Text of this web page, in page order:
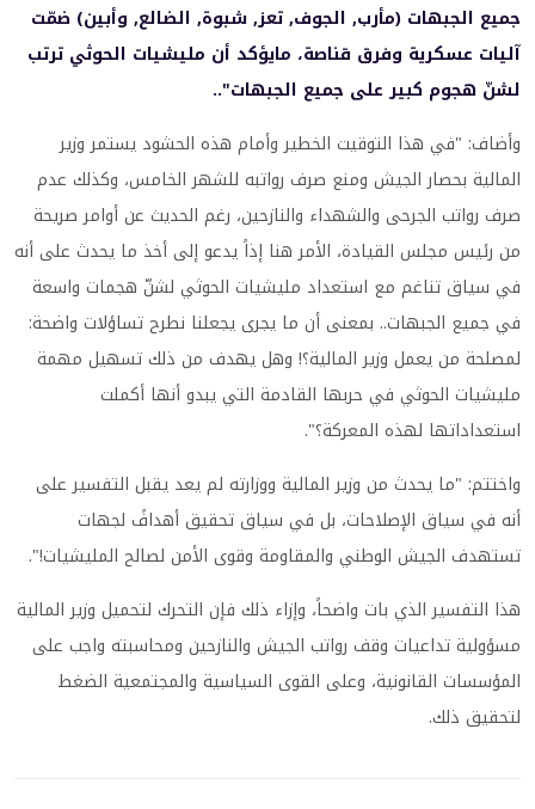
جميع الجبهات (مأرب, الجوف, تعز, شبوة, الضالع, وأبين) ضمّت
آليات عسكرية وفرق قناصة، مايؤكد أن مليشيات الحوثي ترتب
لشنّ هجوم كبير على جميع الجبهات"..
وأضاف: "في هذا التوقيت الخطير وأمام هذه الحشود يستمر وزير
المالية بحصار الجيش ومنع صرف رواتبه للشهر الخامس، وكذلك عدم
صرف رواتب الجرحى والشهداء والنازحين، رغم الحديث عن أوامر صريحة
من رئيس مجلس القيادة، الأمر هنا إذاً يدعو إلى أخذ ما يحدث على أنه
في سياق تناغم مع استعداد مليشيات الحوثي لشنّ هجمات واسعة
في جميع الجبهات.. بمعنى أن ما يجرى يجعلنا نطرح تساؤلات واضحة:
لمصلحة من يعمل وزير المالية؟! وهل يهدف من ذلك تسهيل مهمة
مليشيات الحوثي في حربها القادمة التي يبدو أنها أكملت
استعداداتها لهذه المعركة؟".
واختتم: "ما يحدث من وزير المالية ووزارته لم يعد يقبل التفسير على
أنه في سياق الإصلاحات، بل في سياق تحقيق أهدافً لجهات
تستهدف الجيش الوطني والمقاومة وقوى الأمن لصالح المليشيات!".
هذا التفسير الذي بات واضحاً، وإزاء ذلك فإن التحرك لتحميل وزير المالية
مسؤولية تداعيات وقف رواتب الجيش والنازحين ومحاسبته واجب على
المؤسسات القانونية، وعلى القوى السياسية والمجتمعية الضغط
لتحقيق ذلك.